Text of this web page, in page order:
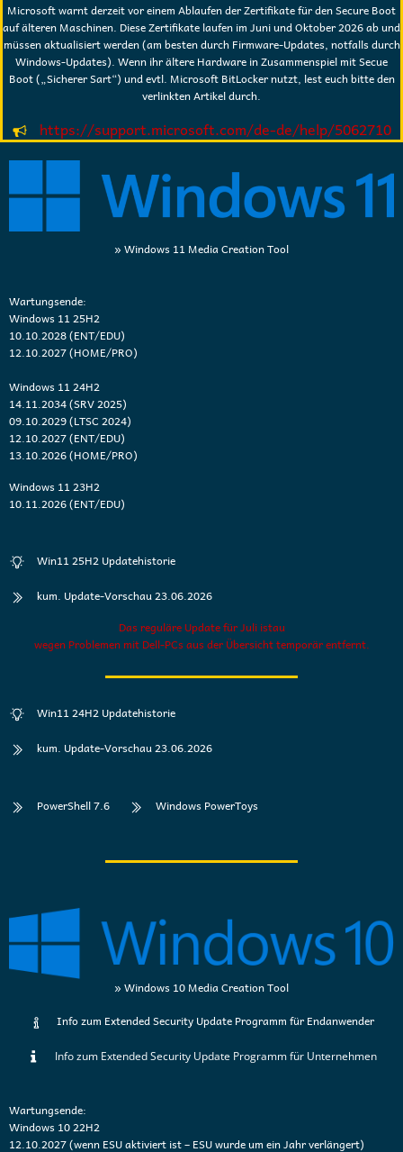
Microsoft warnt derzeit vor einem Ablaufen der Zertifikate für den Secure Boot
auf älteren Maschinen. Diese Zertifikate laufen im Juni und Oktober 2026 ab und
müssen aktualisiert werden (am besten durch Firmware-Updates, notfalls durch
Windows-Updates). Wenn ihr ältere Hardware in Zusammenspiel mit Secue
Boot („Sicherer Sart“) und evtl. Microsoft BitLocker nutzt, lest euch bitte den
verlinkten Artikel durch.
https://support.microsoft.com/de-de/help/5062710
» Windows 11 Media Creation Tool
Wartungsende:
Windows 11 25H2
10.10.2028 (ENT/EDU)
12.10.2027 (HOME/PRO)
Windows 11 24H2
14.11.2034 (SRV 2025)
09.10.2029 (LTSC 2024)
12.10.2027 (ENT/EDU)
13.10.2026 (HOME/PRO)
Windows 11 23H2
10.11.2026 (ENT/EDU)
Win11 25H2 Updatehistorie
kum. Update-Vorschau 23.06.2026
Das reguläre Update für Juli istau
wegen Problemen mit Dell-PCs aus der Übersicht temporär entfernt.
Win11 24H2 Updatehistorie
kum. Update-Vorschau 23.06.2026
PowerShell 7.6 Windows PowerToys
» Windows 10 Media Creation Tool
Info zum Extended Security Update Programm für Endanwender
Info zum Extended Security Update Programm für Unternehmen
Wartungsende:
Windows 10 22H2
12.10.2027 (wenn ESU aktiviert ist – ESU wurde um ein Jahr verlängert)